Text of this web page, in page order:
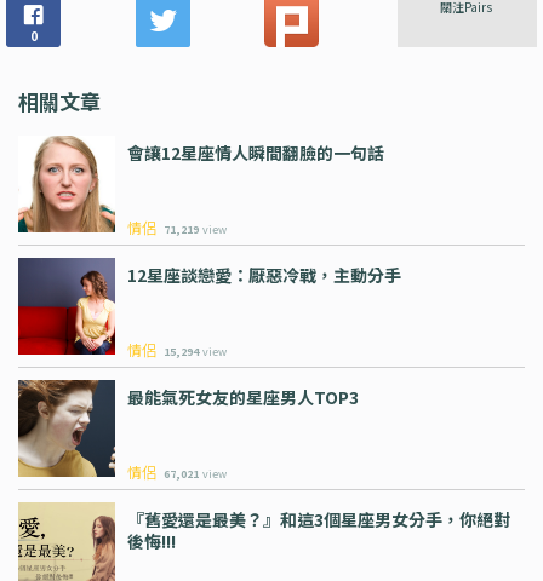
0
關注Pairs
相關文章
會讓12星座情人瞬間翻臉的一句話
情侶 71,219 view
12星座談戀愛：厭惡冷戰，主動分手
情侶 15,294 view
最能氣死女友的星座男人TOP3
情侶 67,021 view
『舊愛還是最美？』和這3個星座男女分手，你絕對
後悔!!!